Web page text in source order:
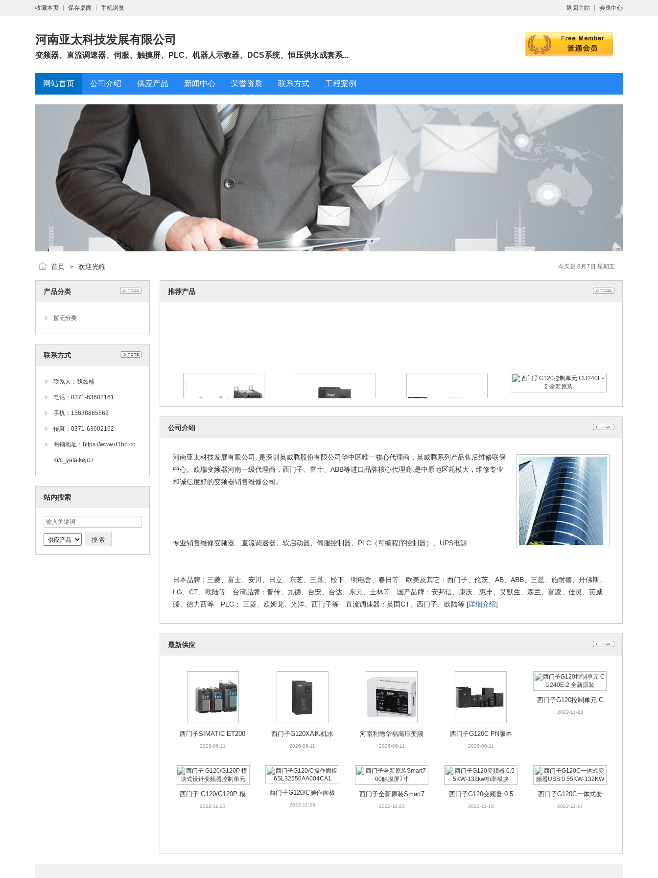
返回主站 会员中心
收藏本页 保存桌面 手机浏览
河南亚太科技发展有限公司
变频器、直流调速器、伺服、触摸屏、PLC、机器人示教器、DCS系统、恒压供水成套系...
网站首页 公司介绍 供应产品 新闻中心 荣誉资质 联系方式 工程案例
今天是 8月7日 星期五
首页 > 欢迎光临
产品分类
暂无分类
联系方式
联系人：魏如楠
电话：0371-63602161
手机：15638865862
传真：0371-63602162
商铺地址：https://www.d1hb.co
m/c_yataikeji1/
站内搜索
推荐产品
西门子SIMATIC ET200分布式
I/O模拟量输入
2026-06-11
西门子G120XA风机水泵型变
频器0.75kw-560kw
2026-06-11
西门子G120C PN版本一体式
变频器 0.55-132KW
2026-06-11
-2 全新原装
2022-11-23
西门子 G120/G120P 模块式设
计变频器控制单元
2022-11-23
西门子G120/C操作面板6SL32
550AA004CA1
2022-11-23
西门子全新原装Smart700触摸
西门子G120C一体式变频器US
S 0.55KW-132KW
2022-11-14
西门子触摸屏6AV66480CC113
西门子SIMATIC ET200分布式
I/O模拟量输入
西门子G120XA风机水泵型变
西门子G120C PN版本一体式
计变频器控制单元
西门子G120C一体式变频器US
S 0.55KW-132KW
2022-11-14
西门子触摸屏6AV66480CC113
AX0西门子彩色显示屏
河南合康高压变频器功率单元
公司介绍
河南亚太科技发展有限公司, 是深圳英威腾股份有限公司华中区唯一核心代理商，英威腾系列产品售后维修联保
中心。欧瑞变频器河南一级代理商，西门子、富士、ABB等进口品牌核心代理商.是中原地区规模大，维修专业
和诚信度好的变频器销售维修公司。
专业销售维修变频器、直流调速器、软启动器、伺服控制器、PLC（可编程序控制器）、UPS电源
日本品牌：三菱、富士、安川、日立、东芝、三垦、松下、明电舍、春日等 欧美及其它：西门子、伦茨、AB、ABB、三星、施耐德、丹佛斯、
LG、CT、欧陆等 台湾品牌：普传、九德、台安、台达、东元、士林等 国产品牌：安邦信、康沃、惠丰、艾默生、森兰、富凌、佳灵、英威
滕、德力西等 PLC： 三菱、欧姆龙、光洋、西门子等 直流调速器：英国CT、西门子、欧陆等 [详细介绍]
最新供应
西门子SIMATIC ET200
分布式I/O模拟量输入
2026-06-11
西门子G120XA风机水
泵型变频器0.75kw-560
2026-06-11
河南利德华福高压变频
器功率单元维修 高压变
2026-06-11
西门子G120C PN版本
一体式变频器 0.55-132
2026-06-11
西门子G120控制单元 C
U240E-2 全新原装
2022-11-23
西门子 G120/G120P 模
块式设计变频器控制单
2022-11-23
西门子G120/C操作面板
6SL32550AA004CA1
2022-11-23
西门子全新原装Smart7
00触摸屏7寸
2022-11-23
西门子G120变频器 0.5
5KW-132kw功率模块
2022-11-16
西门子G120C一体式变
频器USS 0.55KW-132
2022-11-14